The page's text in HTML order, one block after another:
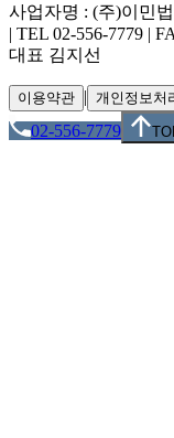
사업자명 : (주)이민
| TEL 02-556-7779 |
대표 김지선
이용약관 | 개인정보처
02-556-7779